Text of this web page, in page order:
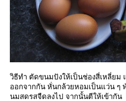
วิธีทำ ตัดขนมปังให้เป็นช่องสี่เหลี่ยม
ออกจากกัน หั่นกล้วยหอมเป็นแว่น ๆ
นมสดรสจืดลงไป จากนั้นตีให้เข้ากัน